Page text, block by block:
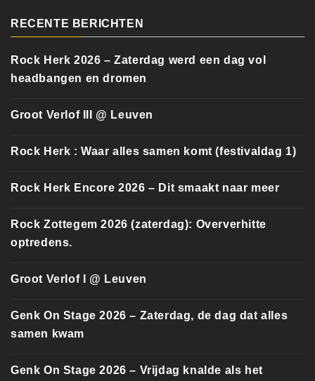
RECENTE BERICHTEN
Rock Herk 2026 – Zaterdag werd een dag vol
headbangen en dromen
Groot Verlof III @ Leuven
Rock Herk : Waar alles samen komt (festivaldag 1)
Rock Herk Encore 2026 – Dit smaakt naar meer
Rock Zottegem 2026 (zaterdag): Oververhitte
optredens.
Groot Verlof I @ Leuven
Genk On Stage 2026 – Zaterdag, de dag dat alles
samen kwam
Genk On Stage 2026 – Vrijdag knalde als het